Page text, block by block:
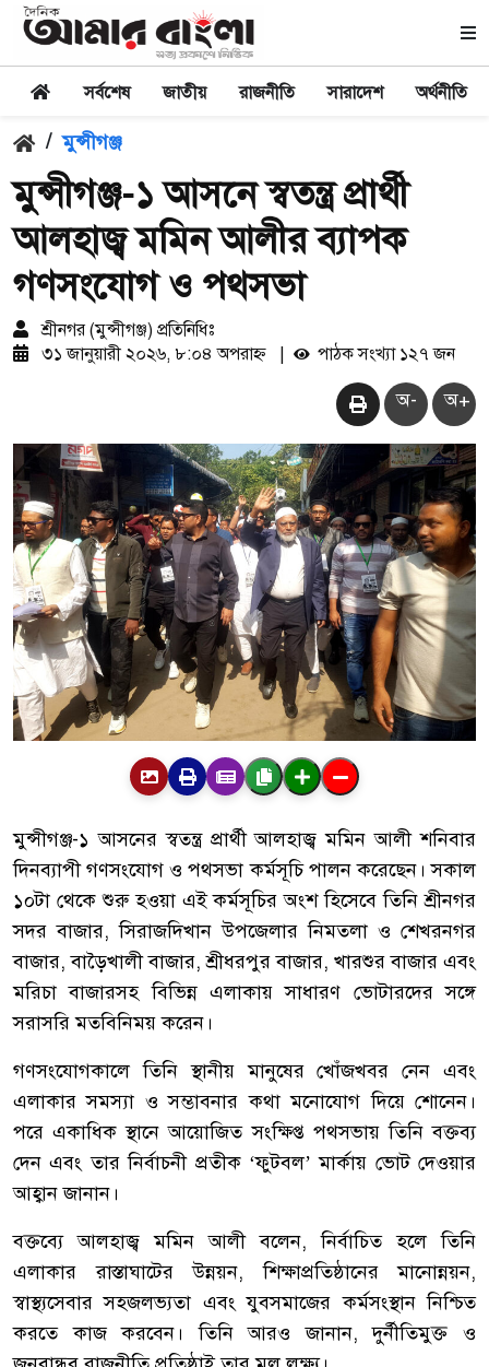
সর্বশেষ জাতীয় রাজনীতি সারাদেশ অর্থনীতি
/ মুন্সীগঞ্জ
মুন্সীগঞ্জ-১ আসনে স্বতন্ত্র প্রার্থী
আলহাজ্ব মমিন আলীর ব্যাপক
গণসংযোগ ও পথসভা
শ্রীনগর (মুন্সীগঞ্জ) প্রতিনিধিঃ
৩১ জানুয়ারী ২০২৬, ৮:০৪ অপরাহ্ন
পাঠক সংখ্যা ১২৭ জন
অ- অ+
মুন্সীগঞ্জ-১ আসনের স্বতন্ত্র প্রার্থী আলহাজ্ব মমিন আলী শনিবার
দিনব্যাপী গণসংযোগ ও পথসভা কর্মসূচি পালন করেছেন। সকাল
১০টা থেকে শুরু হওয়া এই কর্মসূচির অংশ হিসেবে তিনি শ্রীনগর
সদর বাজার, সিরাজদিখান উপজেলার নিমতলা ও শেখরনগর
বাজার, বাড়ৈখালী বাজার, শ্রীধরপুর বাজার, খারশুর বাজার এবং
মরিচা বাজারসহ বিভিন্ন এলাকায় সাধারণ ভোটারদের সঙ্গে
সরাসরি মতবিনিময় করেন।
গণসংযোগকালে তিনি স্থানীয় মানুষের খোঁজখবর নেন এবং
এলাকার সমস্যা ও সম্ভাবনার কথা মনোযোগ দিয়ে শোনেন।
পরে একাধিক স্থানে আয়োজিত সংক্ষিপ্ত পথসভায় তিনি বক্তব্য
দেন এবং তার নির্বাচনী প্রতীক ‘ফুটবল’ মার্কায় ভোট দেওয়ার
আহ্বান জানান।
বক্তব্যে আলহাজ্ব মমিন আলী বলেন, নির্বাচিত হলে তিনি
এলাকার রাস্তাঘাটের উন্নয়ন, শিক্ষাপ্রতিষ্ঠানের মানোন্নয়ন,
স্বাস্থ্যসেবার সহজলভ্যতা এবং যুবসমাজের কর্মসংস্থান নিশ্চিত
করতে কাজ করবেন। তিনি আরও জানান, দুর্নীতিমুক্ত ও